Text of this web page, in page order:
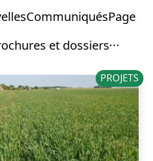
CommuniquésPage
et dossiers
PROJETS